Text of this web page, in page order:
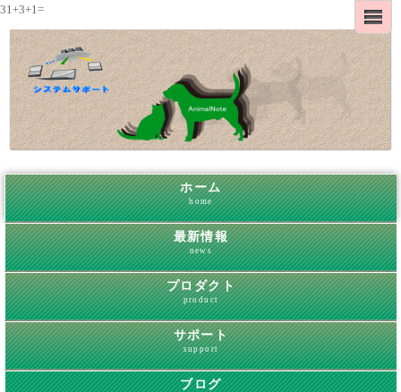
31+3+1=
ホーム
home
最新情報
news
プロダクト
product
サポート
support
ブログ